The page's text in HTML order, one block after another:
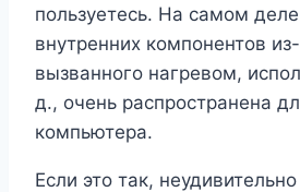
пользуетесь. На самом
внутренних компонентов
вызванного нагревом,
д., очень распространена
компьютера.
Если это так,